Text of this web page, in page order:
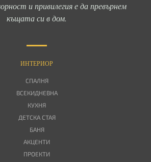
и привилегия е да превърнем
къщата си в дом.
ИНТЕРИОР
СПАЛНЯ
ВСЕКИДНЕВНА
КУХНЯ
ДЕТСКА СТАЯ
БАНЯ
АКЦЕНТИ
ПРОЕКТИ